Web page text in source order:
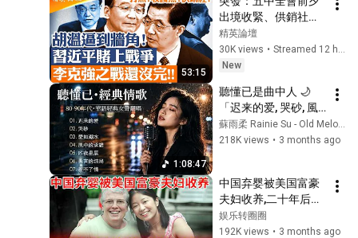
53:15
出境收緊、供銷社全
面擴張！習近平真的
在準備戰爭？從李克
強反對戰時路線到今
平押上「戰爭牌」豪
賭21大連任｜北戴河
權鬥進入最大豪賭
【#精英論壇】 #深
精英論壇
30K views •
Streamed 12 hours ago
New
1:08:47
聽懂已是曲中人 🌙
「迟来的爱, 哭砂, 風
中的承諾」...哪一首
歌唱碎了你的那些
也就學會了放手｜
Mandarin Golden
Love Songs 90s
蘇雨柔 Rainie Su - Old Melody
218K views • 3 months ago
中国弃婴被美国富豪
夫妇收养,二十年后亲
生父母却想认亲，鉴
定结果揭开震惊全
娱乐转圈圈
192K views • 3 months ago